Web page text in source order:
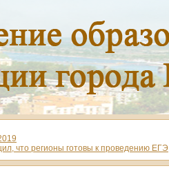
что регионы готовы к проведению ЕГЭ